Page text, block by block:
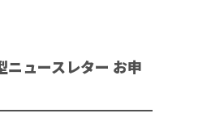
ニュースレター お申